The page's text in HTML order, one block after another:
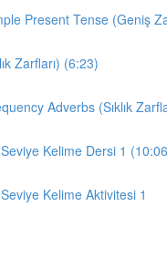
Present Tense (Geniş
Zarfları) (6:23)
Adverbs (Sıklık
Kelime Dersi 1
Kelime Aktivitesi 1